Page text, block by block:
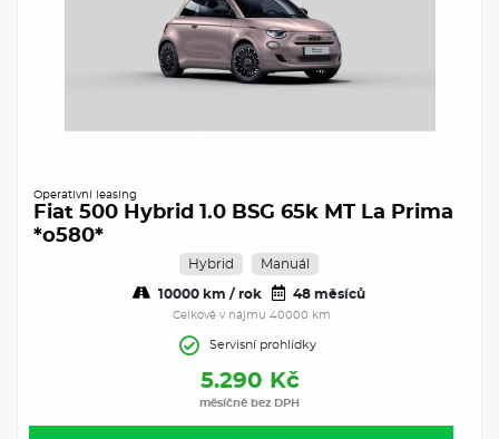
Operativní leasing
Fiat 500 Hybrid 1.0 BSG 65k MT La Prima
*o580*
Hybrid Manuál
10000 km / rok 48 měsíců
Celkově v nájmu 40000 km
Servisní prohlídky
5.290 Kč
měsíčně bez DPH